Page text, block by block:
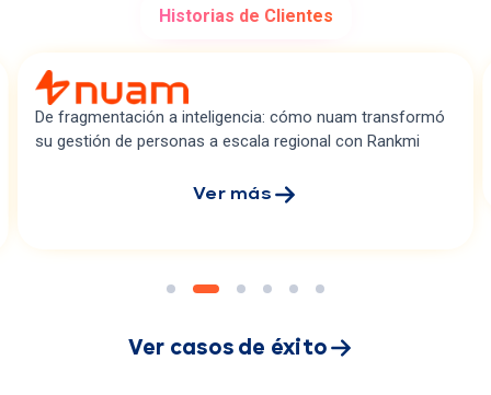
Historias de Clientes
de visibilidad regional de data
de talento en tiempo real
a inteligencia: cómo nuam transformó
a escala regional con Rankmi
plataforma
Implementada en
Ver casos de éxito